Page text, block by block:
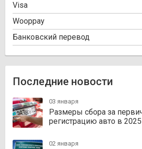
Visa
Wooppay
Банковский перевод
Последние новости
03 января
Размеры сбора за
регистрацию авто в
02 января